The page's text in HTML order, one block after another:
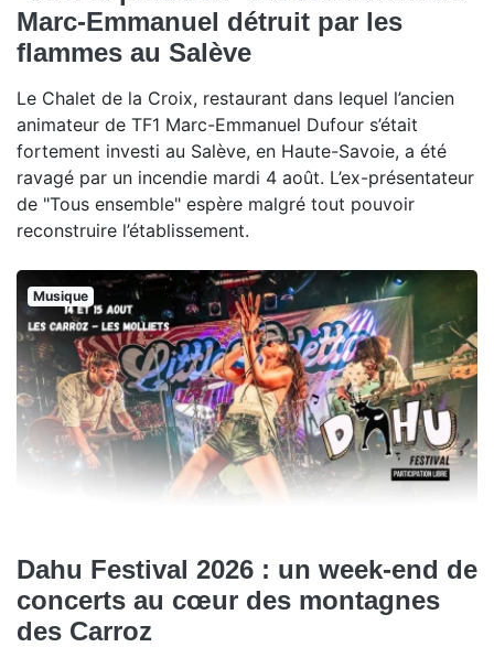
Marc-Emmanuel détruit par les
flammes au Salève
Le Chalet de la Croix, restaurant dans lequel l’ancien
animateur de TF1 Marc-Emmanuel Dufour s’était
fortement investi au Salève, en Haute-Savoie, a été
ravagé par un incendie mardi 4 août. L’ex-présentateur
de "Tous ensemble" espère malgré tout pouvoir
reconstruire l’établissement.
Musique
Dahu Festival 2026 : un week-end de
concerts au cœur des montagnes
des Carroz